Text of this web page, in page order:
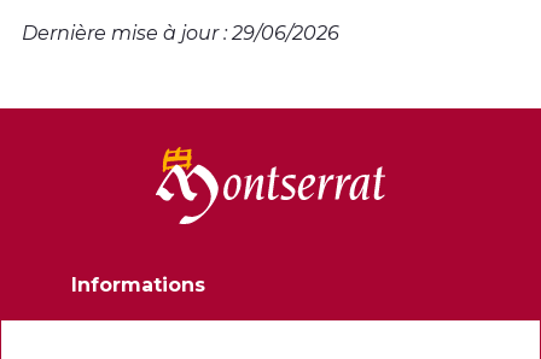
Dernière mise à jour : 29/06/2026
Informations